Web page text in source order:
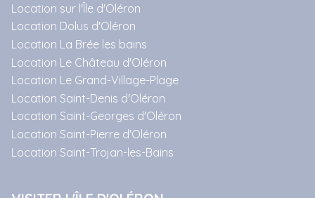
Location sur l'Île d'Oléron
Location Dolus d'Oléron
Location La Brée les bains
Location Le Château d'Oléron
Location Le Grand-Village-Plage
Location Saint-Denis d'Oléron
Location Saint-Georges d'Oléron
Location Saint-Pierre d'Oléron
Location Saint-Trojan-les-Bains